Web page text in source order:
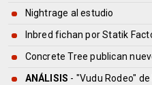
Nightrage al estudio
Inbred fichan por Statik
Concrete Tree publican
ANÁLISIS - "Vudu Rodeo" de